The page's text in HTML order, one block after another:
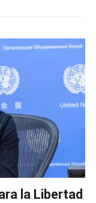
la Libertad